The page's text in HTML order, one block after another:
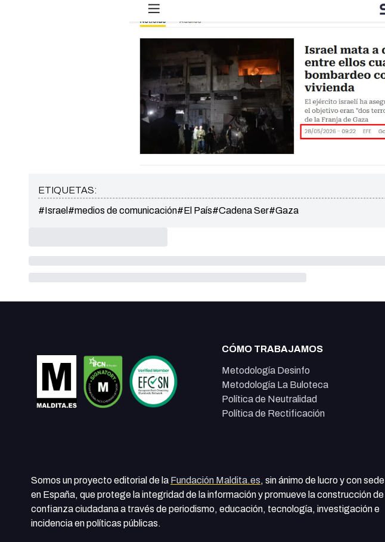
ETIQUETAS:
#Israel #medios de comunicación#El País#Cadena Ser#Gaza
CÓMO TRABAJAMOS
Metodología Desinfo
Metodología La Buloteca
Política de Neutralidad
Política de Rectificación
Somos un proyecto editorial de la Fundación Maldita.es, sin ánimo de lucro y con sede
en España, que protege la integridad de la información y promueve la construcción de
confianza ciudadana a través de periodismo, educación, tecnología, investigación e
incidencia en políticas públicas.